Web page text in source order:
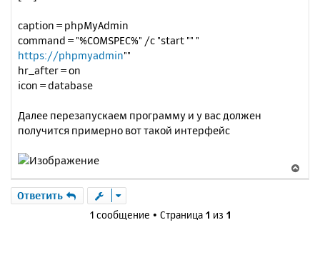
caption = phpMyAdmin
command = "%COMSPEC%" /c "start "" "
https://phpmyadmin""
hr_after = on
icon = database
Далее перезапускаем программу и у вас должен
получится примерно вот такой интерфейс
е
Ответить
1 сообщение • Страница 1 из 1